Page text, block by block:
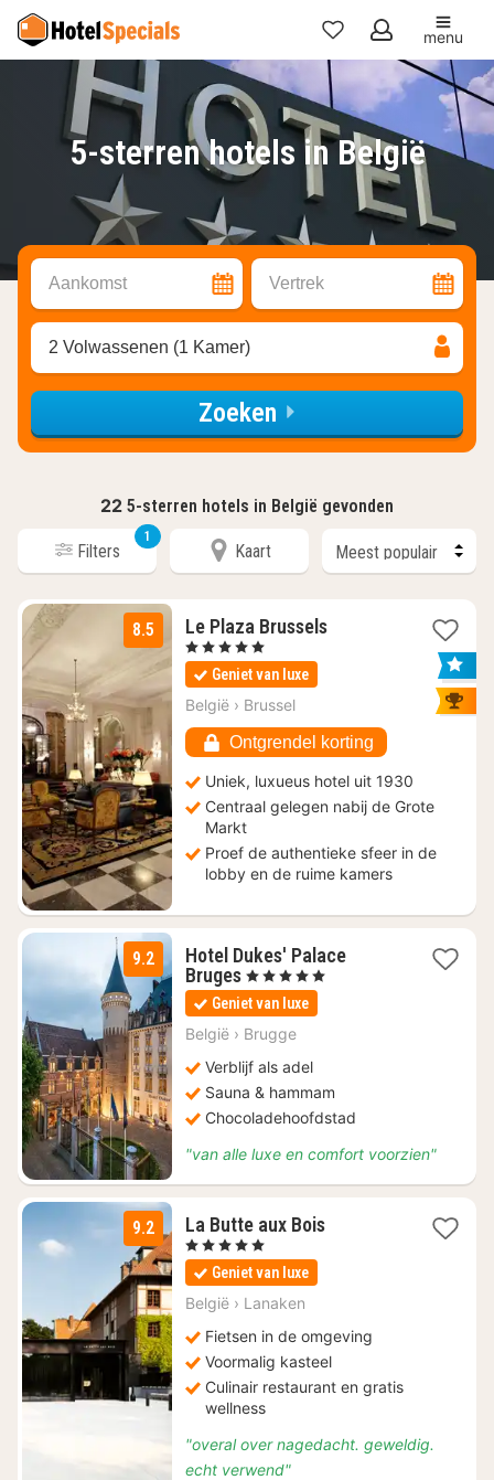
Mijn
favorieten
menu
5-sterren hotels in België
Aankomst Vertrek
2 Volwassenen (1 Kamer)
Zoeken
22 5-sterren hotels in België gevonden
Filters
1
Kaart
8.5 Le Plaza Brussels1
, 5 Sterren
Geniet van luxe
België › Brussel
Ontgrendel korting
Uniek, luxueus hotel uit 1930
Centraal gelegen nabij de Grote
Markt
Proef de authentieke sfeer in de
lobby en de ruime kamers
9.2
Hotel Dukes' Palace
Bruges1
nacht
vanaf
€
, 5 Sterren
Geniet van luxe
België › Brugge
Verblijf als adel
Sauna & hammam
Chocoladehoofdstad
"van alle luxe en comfort voorzien"
9.2 La Butte aux Bois1
, 5 Sterren
Geniet van luxe
België › Lanaken
Fietsen in de omgeving
Voormalig kasteel
Culinair restaurant en gratis
wellness
"overal over nagedacht. geweldig.
echt verwend"